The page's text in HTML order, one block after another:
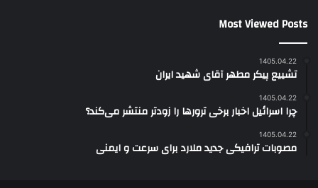
Most Viewed Posts
1405.04.22
تشییع پیکر مطهر آقای شهید ایران
1405.04.22
چرا اسرائیل اخبار برخی ترورها را زودتر منتشر می‌کند؟
1405.04.22
مصوبات ترافیکی جدید ملارد برای سرعت و ایمنی